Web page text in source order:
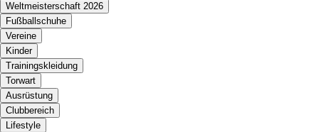
Weltmeisterschaft 2026
Fußballschuhe
Vereine
Kinder
Trainingskleidung
Torwart
Ausrüstung
Clubbereich
Lifestyle